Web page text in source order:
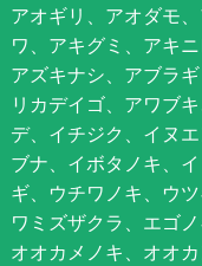
アオギリ、アオダモ
ワ、アキグミ、アキ
アズキナシ、アブラ
リカデイゴ、アワブ
デ、イチジク、イヌ
ブナ、イボタノキ、
ギ、ウチワノキ、ウ
ワミズザクラ、エゴ
オオカメノキ、オオ